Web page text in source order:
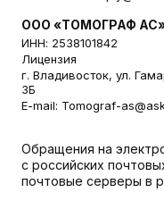
ООО «ТОМОГРАФ
ИНН: 2538101842
Лицензия
г. Владивосток, ул.
3Б
E-mail: Tomograf-
Обращения на
с российских
почтовые серверы в